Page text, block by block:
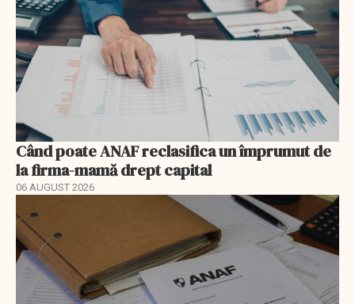
Când poate ANAF reclasifica un împrumut de
la firma-mamă drept capital
06 AUGUST 2026